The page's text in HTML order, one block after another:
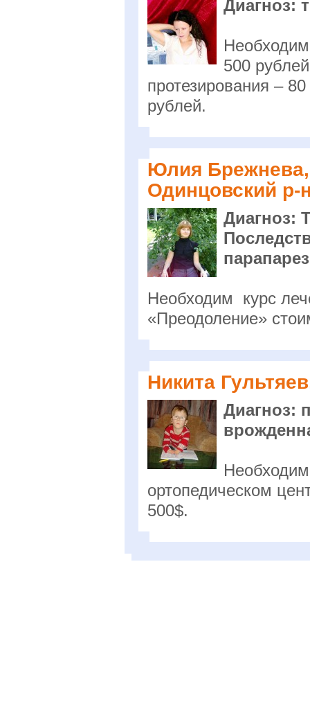
Диагноз:
500
протезирования –
рублей.
Юлия Брежнева,
Одинцовский
Диагноз:
Необходим курс
«Преодоление»
Никита
Диагноз:
ортопедическом
500$.